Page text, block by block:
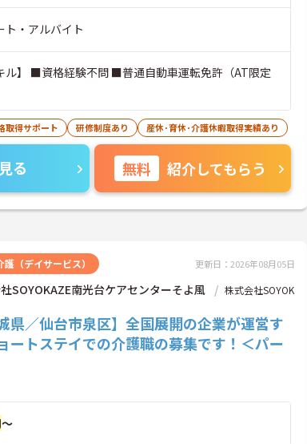
ト・アルバイト
ル】 ■資格経験不問 ■普通自動車運転免許（AT限定
取得サポート 研修制度あり 産休･育休･介護休暇取得実績あり
る 無料 紹介してもらう
護（デイサービス） 更新日：2026年08月05日
SOYOKAZE南光台ケアセンターそよ風
株式会社SOYOK
城県／仙台市泉区】全国展開の企業が運営す
ートステイでの介護職の募集です！＜パー
～